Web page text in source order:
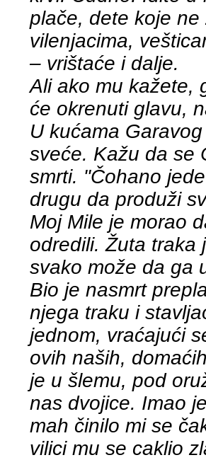
plače, dete koje
vilenjacima,
– vrištaće i dalje.
Ali ako mu kažete,
će okrenuti glavu,
U kućama
sveće. Kažu da se
smrti. "Čohano
drugu da produži
Moj Mile je morao
odredili. Žuta traka
svako može da ga
Bio je nasmrt
njega traku i
jednom, vraćajući
ovih naših,
je u šlemu, pod
nas dvojice. Imao
mah činilo mi se
vilici mu se caklio